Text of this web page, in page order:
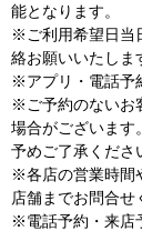
能となります。
※ご利用希望日当
絡お願いいたしま
※アプリ・電話予
※ご予約のないお
場合がございます。
予めご了承くださ
※各店の営業時間
店舗までお問合せ
※電話予約・来店